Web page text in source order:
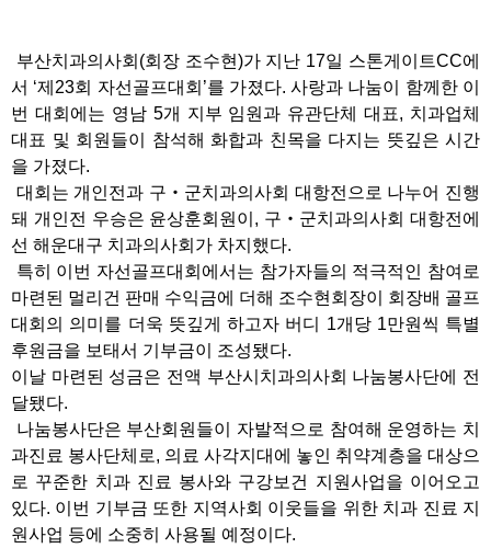
부산치과의사회(회장 조수현)가 지난 17일 스톤게이트CC에
서 ‘제23회 자선골프대회’를 가졌다. 사랑과 나눔이 함께한 이
번 대회에는 영남 5개 지부 임원과 유관단체 대표, 치과업체
대표 및 회원들이 참석해 화합과 친목을 다지는 뜻깊은 시간
을 가졌다.
대회는 개인전과 구‧군치과의사회 대항전으로 나누어 진행
돼 개인전 우승은 윤상훈회원이, 구‧군치과의사회 대항전에
선 해운대구 치과의사회가 차지했다.
특히 이번 자선골프대회에서는 참가자들의 적극적인 참여로
마련된 멀리건 판매 수익금에 더해 조수현회장이 회장배 골프
대회의 의미를 더욱 뜻깊게 하고자 버디 1개당 1만원씩 특별
후원금을 보태서 기부금이 조성됐다.
이날 마련된 성금은 전액 부산시치과의사회 나눔봉사단에 전
달됐다.
나눔봉사단은 부산회원들이 자발적으로 참여해 운영하는 치
과진료 봉사단체로, 의료 사각지대에 놓인 취약계층을 대상으
로 꾸준한 치과 진료 봉사와 구강보건 지원사업을 이어오고
있다. 이번 기부금 또한 지역사회 이웃들을 위한 치과 진료 지
원사업 등에 소중히 사용될 예정이다.